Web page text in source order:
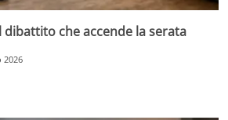
dibattito che accende la serata
2026